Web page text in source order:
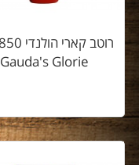
Gauda's Glorie